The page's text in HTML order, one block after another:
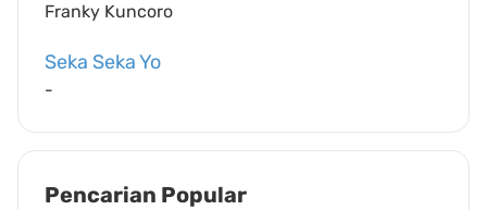
Franky Kuncoro
Seka Seka Yo
-
Pencarian Popular